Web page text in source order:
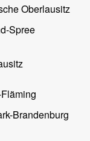
Oberlausitz
Spree
Brandenburg